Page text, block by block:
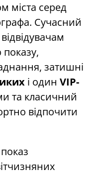
міста серед
Сучасний
показу,
затишні
і один VIP-
та класичний
відпочити